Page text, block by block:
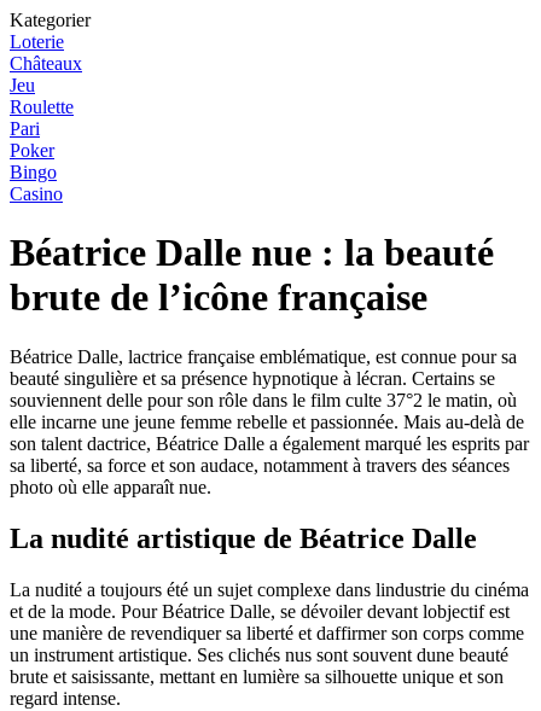
Kategorier
Loterie
Châteaux
Jeu
Roulette
Pari
Poker
Bingo
Casino
Béatrice Dalle nue : la beauté
brute de l’icône française
Béatrice Dalle, lactrice française emblématique, est connue pour sa
beauté singulière et sa présence hypnotique à lécran. Certains se
souviennent delle pour son rôle dans le film culte 37°2 le matin, où
elle incarne une jeune femme rebelle et passionnée. Mais au-delà de
son talent dactrice, Béatrice Dalle a également marqué les esprits par
sa liberté, sa force et son audace, notamment à travers des séances
photo où elle apparaît nue.
La nudité artistique de Béatrice Dalle
La nudité a toujours été un sujet complexe dans lindustrie du cinéma
et de la mode. Pour Béatrice Dalle, se dévoiler devant lobjectif est
une manière de revendiquer sa liberté et daffirmer son corps comme
un instrument artistique. Ses clichés nus sont souvent dune beauté
brute et saisissante, mettant en lumière sa silhouette unique et son
regard intense.